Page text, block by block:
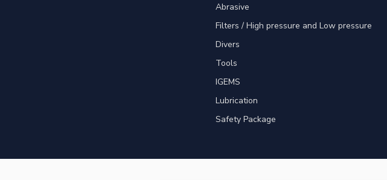
Abrasive
Filters / High pressure and Low pressure
Divers
Tools
IGEMS
Lubrication
Safety Package